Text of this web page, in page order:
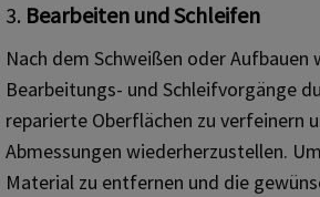
3. Bearbeiten und Schleifen
Nach dem Schweißen oder Aufbauen
Bearbeitungs- und Schleifvorgänge
reparierte Oberflächen zu verfeinern
Abmessungen wiederherzustellen.
Material zu entfernen und die